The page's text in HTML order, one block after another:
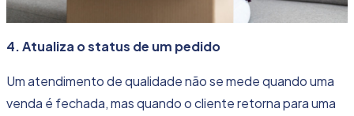
4. Atualiza o status de um pedido
Um atendimento de qualidade não se mede quando uma
venda é fechada, mas quando o cliente retorna para uma